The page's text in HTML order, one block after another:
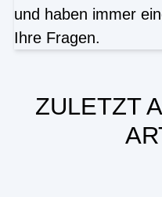
und haben immer
Ihre Fragen.
ZULETZT